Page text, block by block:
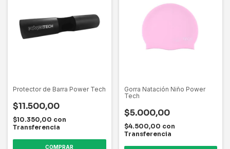
Protector de Barra Power Tech
$11.500,00
$10.350,00 con
Transferencia
Gorra Natación Niño Power
Tech
$5.000,00
$4.500,00 con
Transferencia